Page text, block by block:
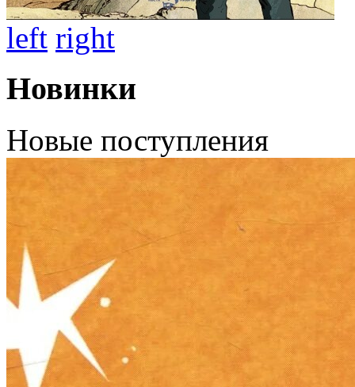
left right
Новинки
Новые поступления